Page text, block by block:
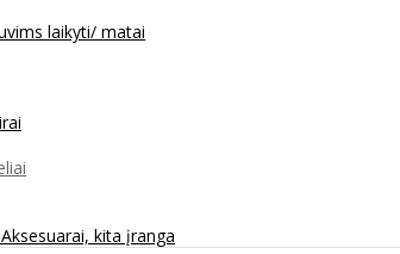
laikyti/ matai
Aksesuarai, kita įranga